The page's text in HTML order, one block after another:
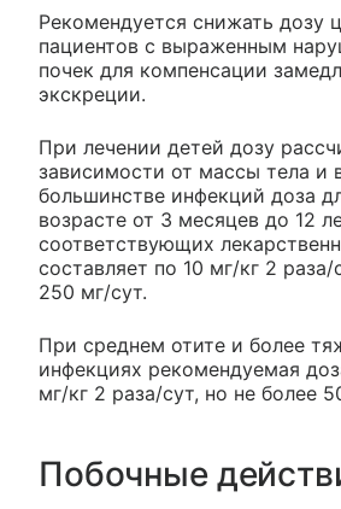
Рекомендуется снижать дозу
пациентов с выраженным
почек для компенсации
экскреции.
При лечении детей дозу
зависимости от массы тела и
большинстве инфекций доза
возрасте от 3 месяцев до 12
соответствующих
составляет по 10 мг/кг 2 раза/
250 мг/сут.
При среднем отите и более
инфекциях рекомендуемая
мг/кг 2 раза/сут, но не более
Побочные